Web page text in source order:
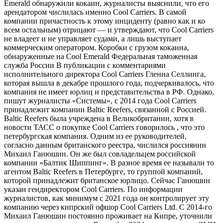
Emerald обнаружили кокаин, журналисты выяснили, что его
арендатором числилась именно Cool Carriers. В самой
компании причастность к этому инциденту (равно как и ко
всем остальным) отрицают — и утверждают, что Cool Carriers
не владеет и не управляет судами, а лишь выступает
коммерческим оператором. Коробки с грузом кокаина,
обнаруженные на Cool Emerald Федеральная таможенная
служба России В публикации с комментариями
исполнительного директора Cool Carriers Гленна Селлинга,
которая вышла в декабре прошлого года, подчеркивалось, что
компания не имеет юрлиц и представительства в РФ. Однако,
пишут журналисты «Системы», с 2014 года Cool Carriers
принадлежит компании Baltic Reefers, связанной с Россией.
Baltic Reefers была учреждена в Великобритании, хотя в
новости ТАСС о покупке Cool Carriers говорилось , что это
петербургская компания. Одним из ее руководителей,
согласно данным британского реестра, числился россиянин
Михаил Ганюшин. Он же был совладельцем российской
компании «Балтик Шиппинг». В разное время ее называли то
агентом Baltic Reefers в Петербурге, то группой компаний,
которой принадлежит британское юрлицо. Сейчас Ганюшин
указан гендиректором Cool Carriers. По информации
журналистов, как минимум с 2021 года он контролирует эту
компанию через кипрский офшор Cool Carriers Ltd. С 2014-го
Михаил Ганюшин постоянно проживает на Кипре, уточнили